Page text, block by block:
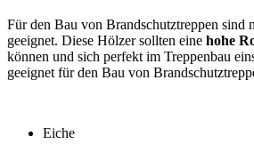
Für den Bau von Brandschutztreppen sind
geeignet. Diese Hölzer sollten eine hohe
können und sich perfekt im Treppenbau
geeignet für den Bau von
Eiche